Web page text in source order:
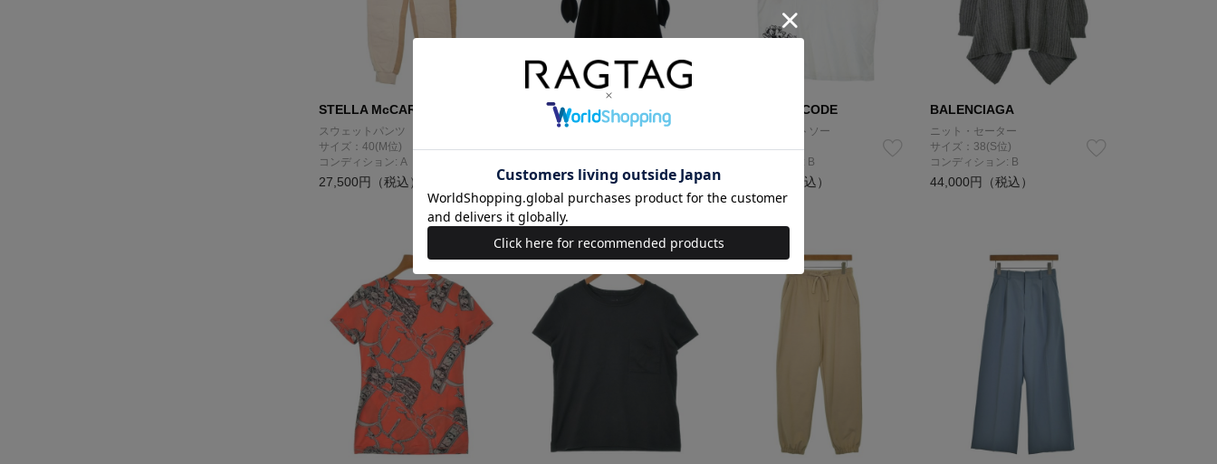
STELLA McCARTNEY
スウェットパンツ
サイズ：40(M位)
コンディション: A
27,500円（税込）
Whim Gazette
ワンピース
サイズ：F
10,200円（税込）
2,040円（税込）
SPORTMAX CODE
Tシャツ・カットソー
サイズ：M
コンディション: B
12,600円（税込）
BALENCIAGA
ニット・セーター
サイズ：38(S位)
コンディション: B
44,000円（税込）